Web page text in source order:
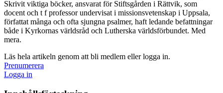
Skrivit viktiga böcker, ansvarat för Stiftsgården i Rättvik, som
docent och t f professor undervisat i missionsvetenskap i Uppsala,
författat många och ofta sjungna psalmer, haft ledande befattningar
både i Kyrkornas världsråd och Lutherska världsförbundet. Med
mera.
Läs hela artikeln genom att bli medlem eller logga in.
Prenumerera
Logga in